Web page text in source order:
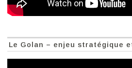
Le Golan – enjeu stratégique